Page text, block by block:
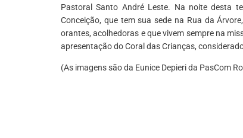
Pastoral Santo André Leste. Na noite desta
Conceição, que tem sua sede na Rua da
orantes, acolhedoras e que vivem sempre na
apresentação do Coral das Crianças,
(As imagens são da Eunice Depieri da PasCom